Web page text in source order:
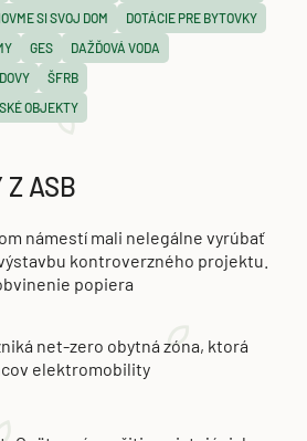
SI SVOJ DOM
DOTÁCIE PRE BYTOVKY
GES
DAŽĎOVÁ VODA
ŠFRB
OBJEKTY
Z ASB
námestí mali nelegálne vyrúbať
kontroverzného projektu.
popiera
net-zero obytná zóna, ktorá
elektromobility